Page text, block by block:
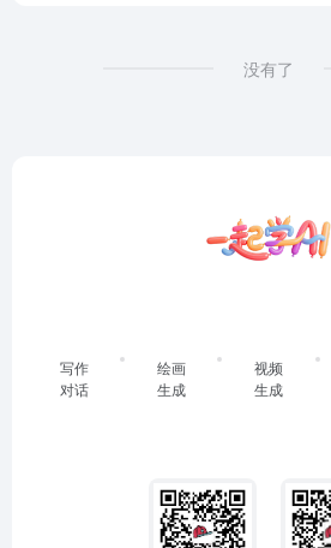
没有了
写作
对话
绘画
生成
视频
生成